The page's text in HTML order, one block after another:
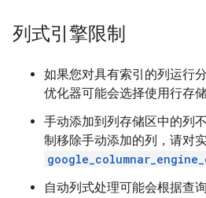
列式引擎限制
如果您对具有索引的列运行
优化器可能会选择使用行存储
手动添加到列存储区中的列
制移除手动添加的列，请对
自动列式处理可能会根据查